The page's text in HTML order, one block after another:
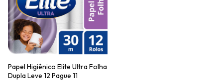
Papel Higiênico Elite Ultra Folha
Dupla Leve 12 Pague 11